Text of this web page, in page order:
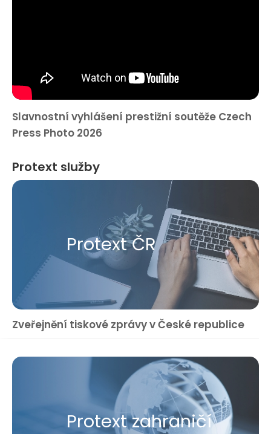
Slavnostní vyhlášení prestižní soutěže Czech
Press Photo 2026
Protext služby
Protext ČR
Zveřejnění tiskové zprávy v České republice
Protext zahraničí